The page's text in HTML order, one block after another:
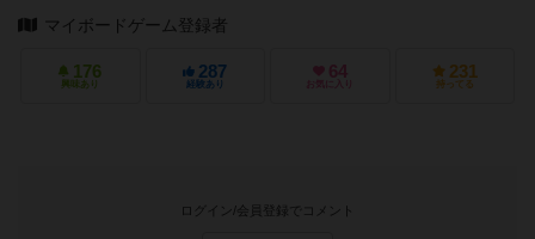
マイボードゲーム登録者
176
興味あり
287
経験あり
64
お気に入り
231
持ってる
ログイン/会員登録でコメント